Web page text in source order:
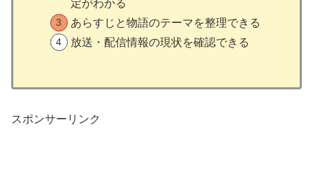
定がわかる
あらすじと物語のテーマを整理できる
放送・配信情報の現状を確認できる
スポンサーリンク